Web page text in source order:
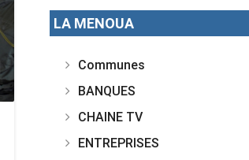
LA MENOUA
Communes
BANQUES
CHAINE TV
ENTREPRISES